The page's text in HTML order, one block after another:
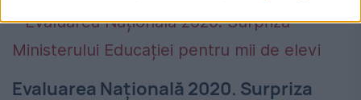
Evaluarea Națională 2020. Surpriza